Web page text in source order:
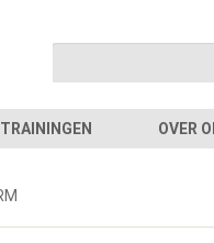
TRAININGEN OVER